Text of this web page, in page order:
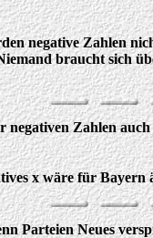
negative Zahlen
braucht sich
Zahlen
x wäre für Bayern
Parteien Neues